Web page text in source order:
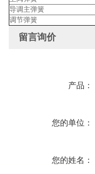
导调主弹簧
调节弹簧
留言询价
产品：
您的单位：
您的姓名：